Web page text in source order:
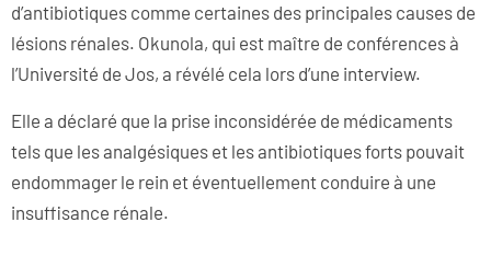
d’antibiotiques comme certaines des principales causes de
lésions rénales. Okunola, qui est maître de conférences à
l’Université de Jos, a révélé cela lors d’une interview.
Elle a déclaré que la prise inconsidérée de médicaments
tels que les analgésiques et les antibiotiques forts pouvait
endommager le rein et éventuellement conduire à une
insuffisance rénale.